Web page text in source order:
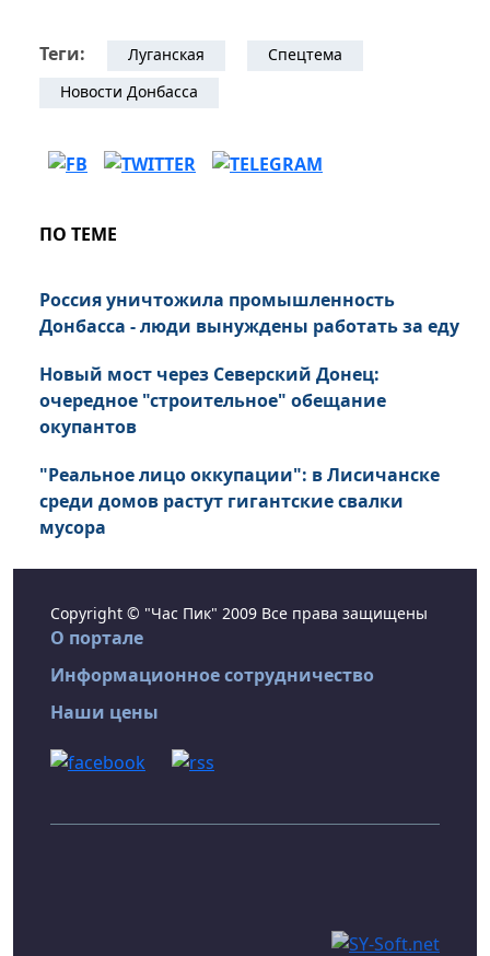
Теги: Луганская
Спецтема
Новости Донбасса
ПО ТЕМЕ
Россия уничтожила промышленность
Донбасса - люди вынуждены работать за еду
Новый мост через Северский Донец:
очередное "строительное" обещание
окупантов
"Реальное лицо оккупации": в Лисичанске
среди домов растут гигантские свалки
мусора
Copyright © "Час Пик" 2009 Все права защищены
О портале
Информационное сотрудничество
Наши цены